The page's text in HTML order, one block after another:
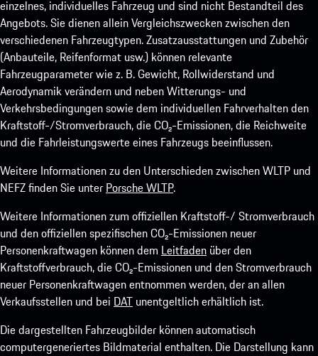
einzelnes, individuelles Fahrzeug und sind nicht Bestandteil des
Angebots. Sie dienen allein Vergleichszwecken zwischen den
verschiedenen Fahrzeugtypen. Zusatzausstattungen und Zubehör
(Anbauteile, Reifenformat usw.) können relevante
Fahrzeugparameter wie z. B. Gewicht, Rollwiderstand und
Aerodynamik verändern und neben Witterungs- und
Verkehrsbedingungen sowie dem individuellen Fahrverhalten den
Kraftstoff-/Stromverbrauch, die CO₂-Emissionen, die Reichweite
und die Fahrleistungswerte eines Fahrzeugs beeinflussen.
Weitere Informationen zu den Unterschieden zwischen WLTP und
NEFZ finden Sie unter Porsche WLTP.
Weitere Informationen zum offiziellen Kraftstoff-/ Stromverbrauch
und den offiziellen spezifischen CO₂-Emissionen neuer
Personenkraftwagen können dem Leitfaden über den
Kraftstoffverbrauch, die CO₂-Emissionen und den Stromverbrauch
neuer Personenkraftwagen entnommen werden, der an allen
Verkaufsstellen und bei DAT unentgeltlich erhältlich ist.
Die dargestellten Fahrzeugbilder können automatisch
computergeneriertes Bildmaterial enthalten. Die Darstellung kann